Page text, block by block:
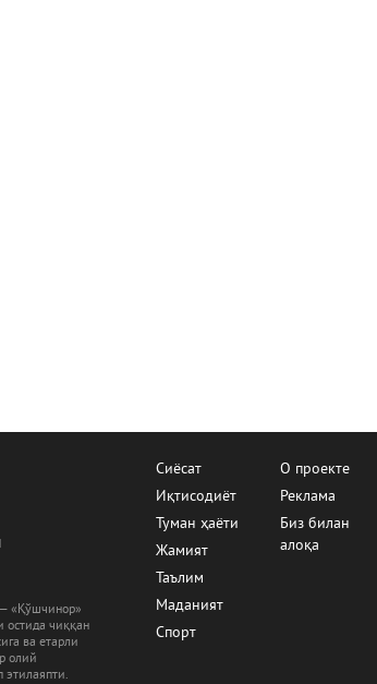
«Қўшчинор»
остида чиққан
ва етарли
олий
этилаяпти.
Сиёсат
Иқтисодиёт
Туман ҳаёти
Жамият
Таълим
Маданият
Спорт
О проекте
Реклама
Биз билан
алоқа